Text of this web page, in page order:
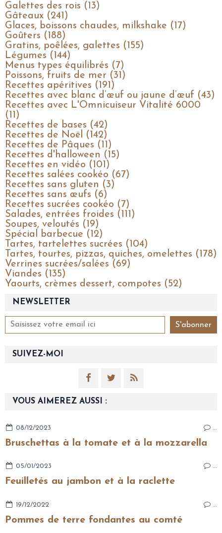
NEWSLETTER
SUIVEZ-MOI
VOUS AIMEREZ AUSSI :
08/12/2023 …
Bruschettas à la tomate et à la mozzarella
05/01/2023 …
Feuilletés au jambon et à la raclette
19/12/2022 …
Pommes de terre fondantes au comté
Galettes des rois (13)
Gâteaux (241)
Glaces, boissons chaudes, milkshake (17)
Goûters (188)
Gratins, poêlées, galettes (155)
Légumes (144)
Menus types équilibrés (7)
Poissons, fruits de mer (31)
Recettes apéritives (191)
Recettes avec blanc d’œuf ou jaune d’œuf (43)
Recettes avec L'Omnicuiseur Vitalité 6000
(11)
Recettes de bases (42)
Recettes de Noël (142)
Recettes de Pâques (11)
Recettes d'halloween (15)
Recettes en vidéo (101)
Recettes salées cookéo (67)
Recettes sans gluten (3)
Recettes sans œufs (6)
Recettes sucrées cookéo (7)
Salades, entrées froides (111)
Soupes, veloutés (19)
Spécial barbecue (12)
Tartes, tartelettes sucrées (104)
Tartes, tourtes, pizzas, quiches, omelettes (178)
Verrines sucrées/salées (69)
Viandes (135)
Yaourts, crèmes dessert, compotes (52)